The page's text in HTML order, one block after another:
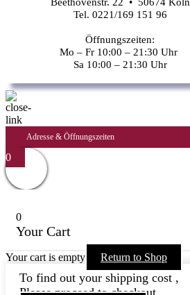
Tel. 0221/169 151 96
Öffnungszeiten:
Mo – Fr 10:00 – 21:30 Uhr
Sa 10:00 – 21:30 Uhr
Adresse & Öffnungszeiten
0
0
Your Cart
Your cart is empty Return to Shop
To find out your shipping cost ,